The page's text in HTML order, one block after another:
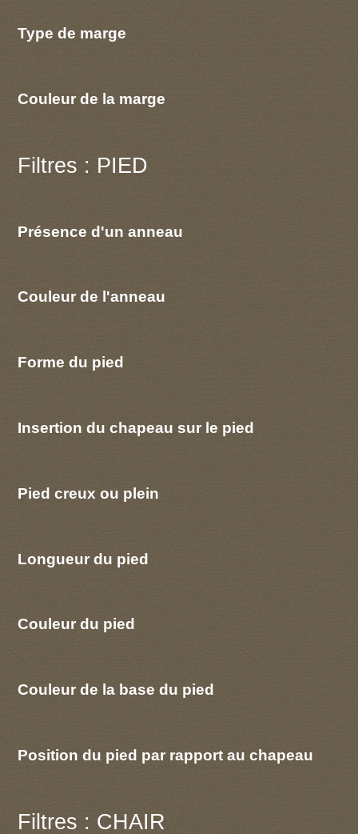
Type de marge
Couleur de la marge
Filtres : PIED
Présence d'un anneau
Couleur de l'anneau
Forme du pied
Insertion du chapeau sur le pied
Pied creux ou plein
Longueur du pied
Couleur du pied
Couleur de la base du pied
Position du pied par rapport au chapeau
Filtres : CHAIR